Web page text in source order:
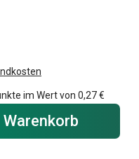
im Wert von 0,27 €
Warenkorb